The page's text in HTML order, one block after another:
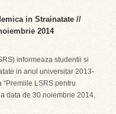
in Strainatate //
2014
informeaza studentii si
in anul universitar 2013-
LSRS pentru
data de 30 noiembrie 2014.